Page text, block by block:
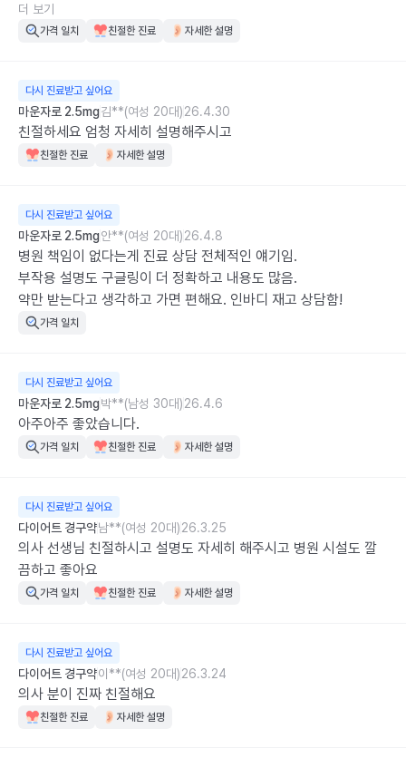
인바디 재고 결과 기반으로 상담합니당
더 보기
가격 일치 친절한 진료 자세한 설명
다시 진료받고 싶어요
마운자로 2.5mg김**(여성 20대)26.4.30
친절하세요 엄청 자세히 설명해주시고
친절한 진료 자세한 설명
다시 진료받고 싶어요
마운자로 2.5mg안**(여성 20대)26.4.8
병원 책임이 없다는게 진료 상담 전체적인 얘기임.
부작용 설명도 구글링이 더 정확하고 내용도 많음.
약만 받는다고 생각하고 가면 편해요. 인바디 재고 상담함!
가격 일치
다시 진료받고 싶어요
마운자로 2.5mg박**(남성 30대)26.4.6
아주아주 좋았습니다.
가격 일치 친절한 진료 자세한 설명
다시 진료받고 싶어요
다이어트 경구약남**(여성 20대)26.3.25
의사 선생님 친절하시고 설명도 자세히 해주시고 병원 시설도 깔
끔하고 좋아요
가격 일치 친절한 진료 자세한 설명
다시 진료받고 싶어요
다이어트 경구약이**(여성 20대)26.3.24
의사 분이 진짜 친절해요
친절한 진료 자세한 설명